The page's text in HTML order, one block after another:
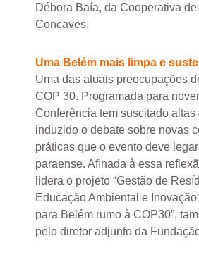
Débora Baía, da Cooperativa
Concaves.
Uma Belém mais limpa e
Uma das atuais preocupações
COP 30. Programada para
Conferência tem suscitado altas
induzido o debate sobre novas
práticas que o evento deve legar
paraense. Afinada à essa
lidera o projeto “Gestão de
Educação Ambiental e
para Belém rumo à COP30”,
pelo diretor adjunto da